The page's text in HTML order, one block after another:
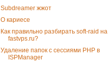
Subdreamer жжот
О кариесе
Как правильно разбирать soft-raid на
fastvps.ru?
Удаление папок с сессиями PHP в
ISPManager